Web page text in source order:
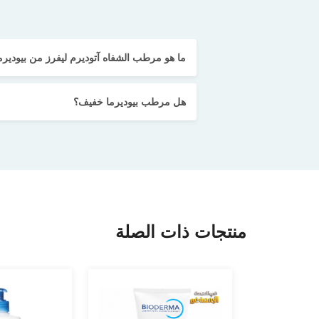
ما هو مرطب الشفاه آتوديرم ليفرز من
هل مرطب بيوديرما خفيف؟
منتجات ذات الصلة